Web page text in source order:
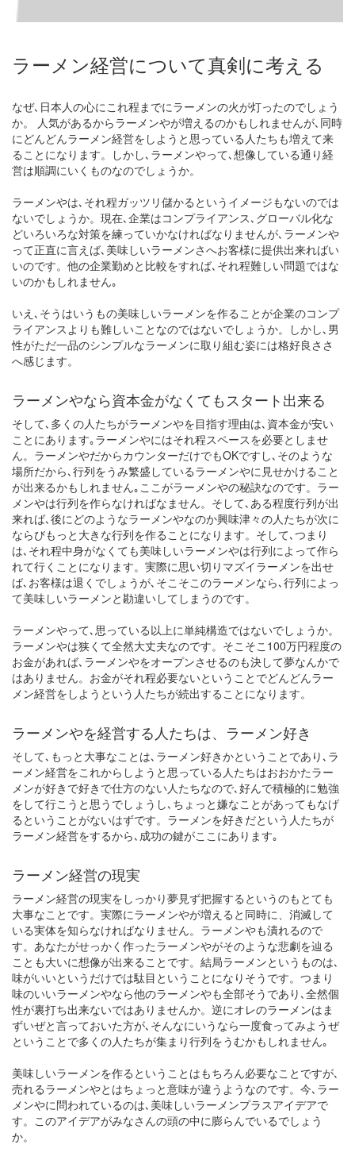
ラーメン経営について真剣に考える
なぜ､日本人の心にこれ程までにラーメンの火が灯ったのでしょう
か。 人気があるからラーメンやが増えるのかもしれませんが､同時
にどんどんラーメン経営をしようと思っている人たちも増えて来
ることになります。しかし､ラーメンやって､想像している通り経
営は順調にいくものなのでしょうか。
ラーメンやは､それ程ガッツリ儲かるというイメージもないのでは
ないでしょうか。現在､企業はコンプライアンス､グローバル化な
どいろいろな対策を練っていかなければなりませんが､ラーメンや
って正直に言えば､美味しいラーメンさへお客様に提供出来ればい
いのです。他の企業勤めと比較をすれば､それ程難しい問題ではな
いのかもしれません｡
いえ､そうはいうもの美味しいラーメンを作ることが企業のコンプ
ライアンスよりも難しいことなのではないでしょうか。しかし､男
性がただ一品のシンプルなラーメンに取り組む姿には格好良ささ
へ感じます。
ラーメンやなら資本金がなくてもスタート出来る
そして､多くの人たちがラーメンやを目指す理由は､資本金が安い
ことにあります｡ラーメンやにはそれ程スペースを必要としませ
ん。ラーメンやだからカウンターだけでもOKですし､そのような
場所だから､行列をうみ繁盛しているラーメンやに見せかけること
が出来るかもしれません｡ここがラーメンやの秘訣なのです。ラー
メンやは行列を作らなければなません。そして､ある程度行列が出
来れば､後にどのようなラーメンやなのか興味津々の人たちが次に
ならびもっと大きな行列を作ることになります。そして､つまり
は､それ程中身がなくても美味しいラーメンやは行列によって作ら
れて行くことになります。実際に思い切りマズイラーメンを出せ
ば､お客様は退くでしょうが､そこそこのラーメンなら､行列によっ
て美味しいラーメンと勘違いしてしまうのです。
ラーメンやって､思っている以上に単純構造ではないでしょうか。
ラーメンやは狭くて全然大丈夫なのです。そこそこ100万円程度の
お金があれば､ラーメンやをオープンさせるのも決して夢なんかで
はありません。お金がそれ程必要ないということでどんどんラー
メン経営をしようという人たちが続出することになります。
ラーメンやを経営する人たちは、ラーメン好き
そして､もっと大事なことは､ラーメン好きかということであり､ラ
ーメン経営をこれからしようと思っている人たちはおおかたラー
メンが好きで好きで仕方のない人たちなので､好んで積極的に勉強
をして行こうと思うでしょうし､ちょっと嫌なことがあってもなげ
るということがないはずです。ラーメンを好きだという人たちが
ラーメン経営をするから､成功の鍵がここにあります｡
ラーメン経営の現実
ラーメン経営の現実をしっかり夢見ず把握するというのもとても
大事なことです。実際にラーメンやが増えると同時に、消滅して
いる実体を知らなければなりません。ラーメンやも潰れるので
す。あなたがせっかく作ったラーメンやがそのような悲劇を辿る
ことも大いに想像が出来ることです。結局ラーメンというものは､
味がいいというだけでは駄目ということになりそうです。つまり
味のいいラーメンやなら他のラーメンやも全部そうであり､全然個
性が裏打ち出来ないではありませんか。逆にオレのラーメンはま
ずいぜと言っておいた方が､そんなにいうなら一度食ってみようぜ
ということで多くの人たちが集まり行列をうむかもしれません｡
美味しいラーメンを作るということはもちろん必要なことですが､
売れるラーメンやとはちょっと意味が違うようなのです。今､ラー
メンやに問われているのは､美味しいラーメンプラスアイデアで
す。このアイデアがみなさんの頭の中に膨らんでいるでしょう
か。